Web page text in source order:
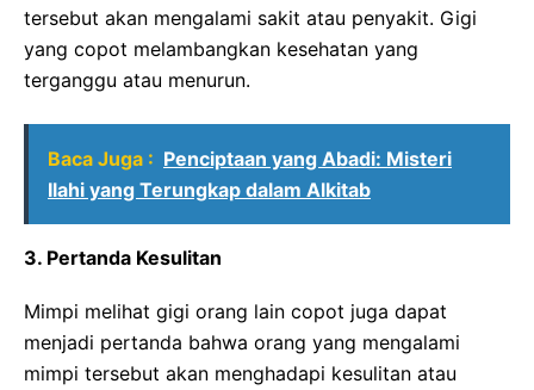
tersebut akan mengalami sakit atau penyakit. Gigi
yang copot melambangkan kesehatan yang
terganggu atau menurun.
Baca Juga : Penciptaan yang Abadi: Misteri
Ilahi yang Terungkap dalam Alkitab
3. Pertanda Kesulitan
Mimpi melihat gigi orang lain copot juga dapat
menjadi pertanda bahwa orang yang mengalami
mimpi tersebut akan menghadapi kesulitan atau